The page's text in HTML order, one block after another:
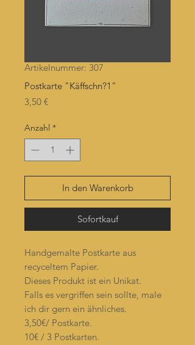
Artikelnummer: 307
Postkarte "Käffschn?1"
3,50 €Preis
Anzahl *
In den Warenkorb
Sofortkauf
Handgemalte Postkarte aus
recyceltem Papier.
Dieses Produkt ist ein Unikat.
Falls es vergriffen sein sollte, male
ich dir gern ein ähnliches.
3,50€/ Postkarte.
10€ / 3 Postkarten.